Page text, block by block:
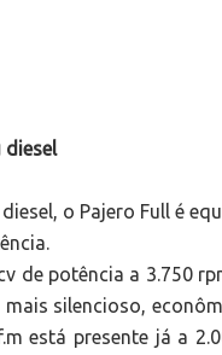
diesel
o Pajero Full é
de potência a 3.750
silencioso,
está presente já a